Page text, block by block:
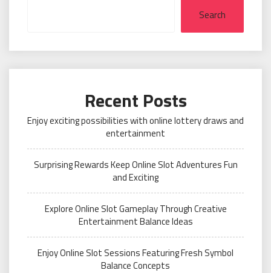
Search
Recent Posts
Enjoy exciting possibilities with online lottery draws and
entertainment
Surprising Rewards Keep Online Slot Adventures Fun
and Exciting
Explore Online Slot Gameplay Through Creative
Entertainment Balance Ideas
Enjoy Online Slot Sessions Featuring Fresh Symbol
Balance Concepts